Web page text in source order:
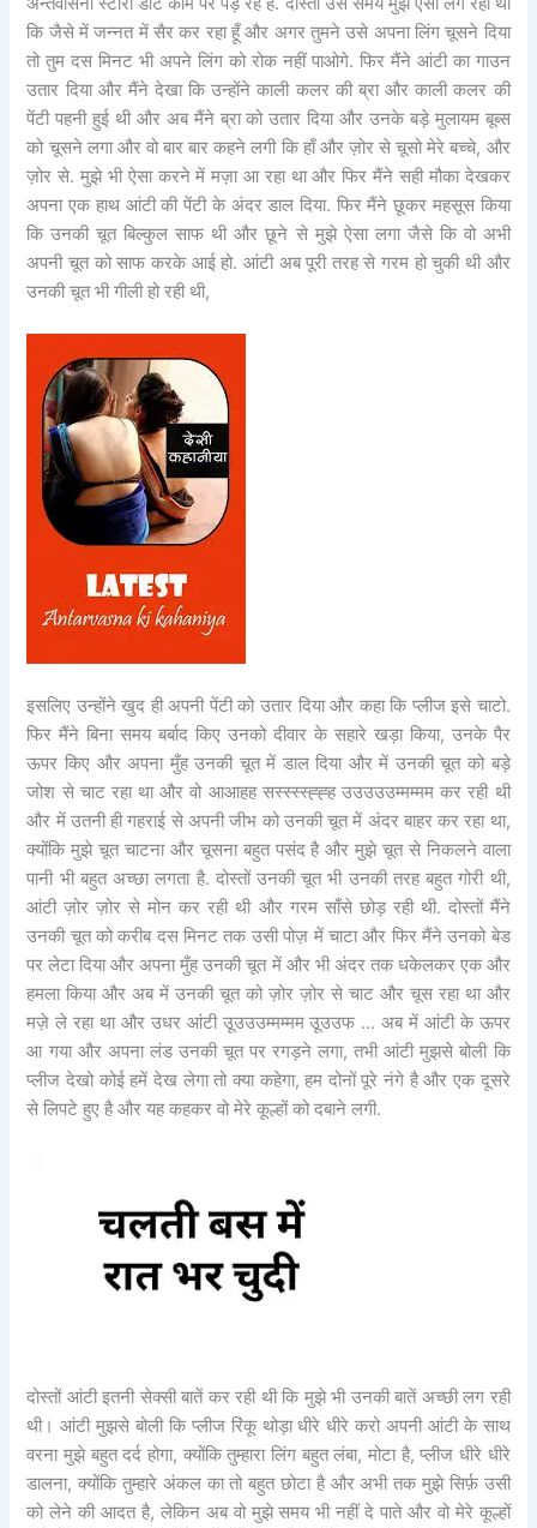
कि जैसे में जन्नत में सैर कर रहा हूँ और अगर तुमने उसे अपना लिंग चूसने दिया
तो तुम दस मिनट भी अपने लिंग को रोक नहीं पाओगे. फिर मैंने आंटी का गाउन
उतार दिया और मैंने देखा कि उन्होंने काली कलर की ब्रा और काली कलर की
पेंटी पहनी हुई थी और अब मैंने ब्रा को उतार दिया और उनके बड़े मुलायम बूब्स
को चूसने लगा और वो बार बार कहने लगी कि हाँ और ज़ोर से चूसो मेरे बच्चे, और
ज़ोर से. मुझे भी ऐसा करने में मज़ा आ रहा था और फिर मैंने सही मौका देखकर
अपना एक हाथ आंटी की पेंटी के अंदर डाल दिया. फिर मैंने छूकर महसूस किया
कि उनकी चूत बिल्कुल साफ थी और छूने से मुझे ऐसा लगा जैसे कि वो अभी
अपनी चूत को साफ करके आई हो. आंटी अब पूरी तरह से गरम हो चुकी थी और
उनकी चूत भी गीली हो रही थी,
इसलिए उन्होंने खुद ही अपनी पेंटी को उतार दिया और कहा कि प्लीज इसे चाटो.
फिर मैंने बिना समय बर्बाद किए उनको दीवार के सहारे खड़ा किया, उनके पैर
ऊपर किए और अपना मुँह उनकी चूत में डाल दिया और में उनकी चूत को बड़े
जोश से चाट रहा था और वो आआहह सस्स्स्स्ह्ह्ह उउउउउम्मम्मम कर रही थी
और में उतनी ही गहराई से अपनी जीभ को उनकी चूत में अंदर बाहर कर रहा था,
क्योंकि मुझे चूत चाटना और चूसना बहुत पसंद है और मुझे चूत से निकलने वाला
पानी भी बहुत अच्छा लगता है. दोस्तों उनकी चूत भी उनकी तरह बहुत गोरी थी,
आंटी ज़ोर ज़ोर से मोन कर रही थी और गरम साँसे छोड़ रही थी. दोस्तों मैंने
उनकी चूत को करीब दस मिनट तक उसी पोज़ में चाटा और फिर मैंने उनको बेड
पर लेटा दिया और अपना मुँह उनकी चूत में और भी अंदर तक धकेलकर एक और
हमला किया और अब में उनकी चूत को ज़ोर ज़ोर से चाट और चूस रहा था और
मज़े ले रहा था और उधर आंटी उूउउउम्मम्मम उूउउफ … अब में आंटी के ऊपर
आ गया और अपना लंड उनकी चूत पर रगड़ने लगा, तभी आंटी मुझसे बोली कि
प्लीज देखो कोई हमें देख लेगा तो क्या कहेगा, हम दोनों पूरे नंगे है और एक दूसरे
से लिपटे हुए है और यह कहकर वो मेरे कूल्हों को दबाने लगी.
दोस्तों आंटी इतनी सेक्सी बातें कर रही थी कि मुझे भी उनकी बातें अच्छी लग रही
थी। आंटी मुझसे बोली कि प्लीज रिंकू थोड़ा धीरे धीरे करो अपनी आंटी के साथ
वरना मुझे बहुत दर्द होगा, क्योंकि तुम्हारा लिंग बहुत लंबा, मोटा है, प्लीज धीरे धीरे
डालना, क्योंकि तुम्हारे अंकल का तो बहुत छोटा है और अभी तक मुझे सिर्फ़ उसी
को लेने की आदत है, लेकिन अब वो मुझे समय भी नहीं दे पाते और वो मेरे कूल्हों